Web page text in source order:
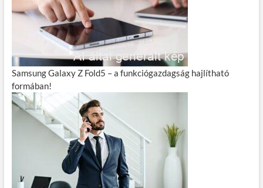
Samsung Galaxy Z Fold5 – a funkciógazdagság hajlítható
formában!